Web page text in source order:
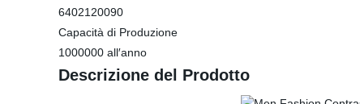
6402120090
Capacità di Produzione
1000000 all′anno
Descrizione del Prodotto